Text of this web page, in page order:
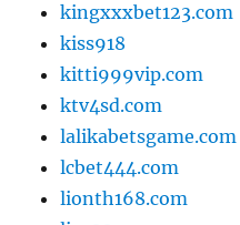
kingxxxbet123.com
kiss918
kitti999vip.com
ktv4sd.com
lalikabetsgame.com
lcbet444.com
lionth168.com